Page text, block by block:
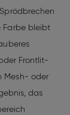
Farbe bleibt
Frontlit-
Mesh- oder
das